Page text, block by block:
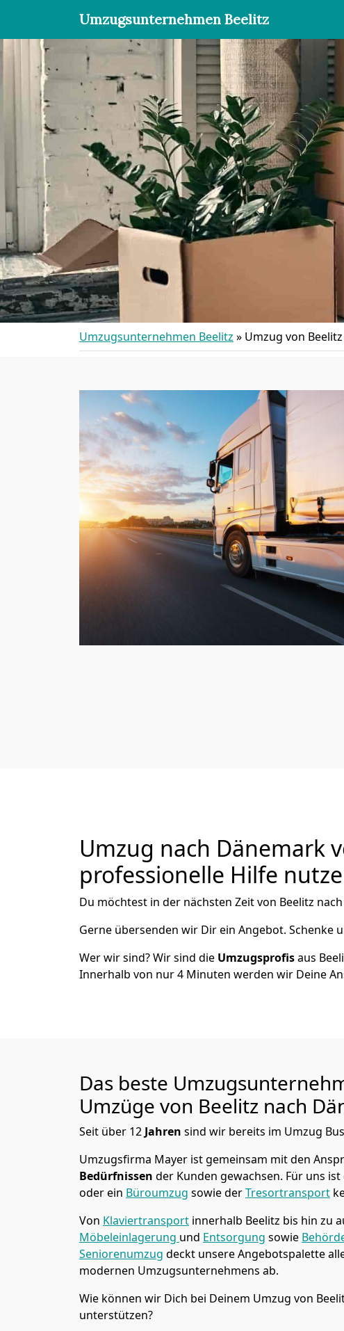
Umzugsunternehmen Beelitz
Umzugsunternehmen Beelitz » Umzug von
Umzug nach Dänemark
professionelle Hilfe
Du möchtest in der nächsten Zeit von Beelitz
Gerne übersenden wir Dir ein Angebot. Schenke
Wer wir sind? Wir sind die Umzugsprofisaus
Innerhalb von nur4 Minuten werden wir Deine
Das beste
Umzüge von Beelitz nach
Seit über 12 Jahren sind wir bereits im Umzug
Umzugsfirma Mayer ist gemeinsam mit den
Bedürfnissen der Kunden gewachsen. Für uns ist
oder ein Büroumzug sowie derTresortransport
Von Klaviertransport innerhalb Beelitz bis hin zu
Möbeleinlagerung und Entsorgung sowie
Seniorenumzug deckt unsere Angebotspalette
modernen Umzugsunternehmens ab.
Wie können wir Dich bei Deinem Umzug von
unterstützen?